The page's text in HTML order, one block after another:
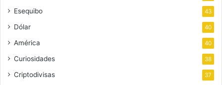
Esequibo 43
Dólar 40
América 40
Curiosidades 38
Criptodivisas 37